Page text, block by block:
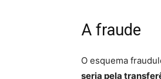
A fraude
O esquema
seria pela